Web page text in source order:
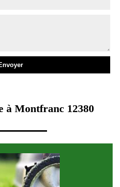
à Montfranc 12380